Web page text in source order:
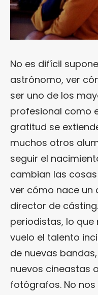
No es difícil
astrónomo, ver
ser uno de los
profesional como
gratitud se
muchos otros
seguir el
cambian las
ver cómo nace un
director de
periodistas, lo
vuelo el talento
de nuevas
nuevos cineastas
fotógrafos. No